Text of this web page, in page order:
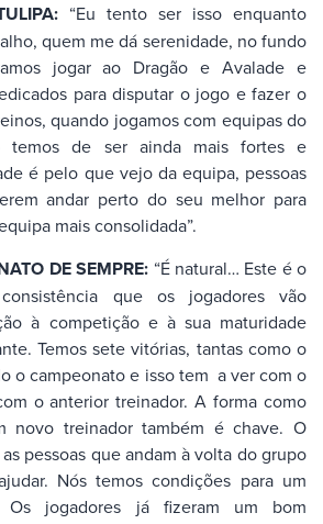
“Eu tento ser isso enquanto
quem me dá serenidade, no fundo
jogar ao Dragão e Avalade e
para disputar o jogo e fazer o
quando jogamos com equipas do
temos de ser ainda mais fortes e
é pelo que vejo da equipa, pessoas
andar perto do seu melhor para
mais consolidada”.
DE SEMPRE: “É natural… Este é o
que os jogadores vão
à competição e à sua maturidade
Temos sete vitórias, tantas como o
o campeonato e isso tem a ver com o
o anterior treinador. A forma como
novo treinador também é chave. O
pessoas que andam à volta do grupo
Nós temos condições para um
Os jogadores já fizeram um bom